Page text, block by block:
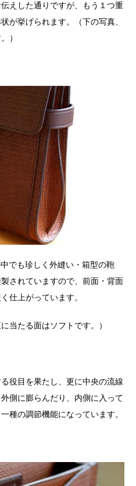
えした通りですが、もう１つ重
が挙げられます。（下の写真、
）
でも珍しく外縫い・箱型の鞄
されていますので、前面・背面
仕上がっています。
当たる面はソフトです。）
役目を果たし、更に中央の流線
側に膨らんだり、内側に入って
種の調節機能になっています。